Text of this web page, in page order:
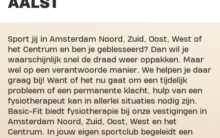
Sport jij in Amsterdam Noord, Zuid, Oost, West of
het Centrum en ben je geblesseerd? Dan wil je
waarschijnlijk snel de draad weer oppakken. Maar
wel op een verantwoorde manier. We helpen je daar
graag bij! Want of het nu gaat om een tijdelijk
probleem of een permanente klacht, hulp van een
fysiotherapeut kan in allerlei situaties nodig zijn.
Basic-Fit biedt fysiotherapie bij onze vestigingen in
Amsterdam Noord, Zuid, Oost, West en het
Centrum. In jouw eigen sportclub begeleidt een